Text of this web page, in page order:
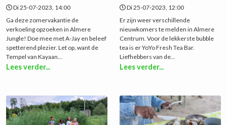
Di 25-07-2023, 14:00
Ga deze zomervakantie de
verkoeling opzoeken in Almere
Jungle! Doe mee met A-Jay en beleef
spetterend plezier. Let op, want de
Tempel van Kayaan...
Lees verder...
Di 25-07-2023, 12:00
Er zijn weer verschillende
nieuwkomers te melden in Almere
Centrum. Voor de lekkerste bubble
tea is er YoYo Fresh Tea Bar.
Liefhebbers van de...
Lees verder...